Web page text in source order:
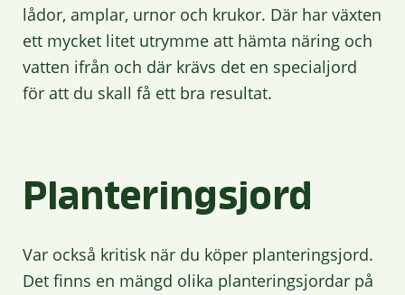
lådor, amplar, urnor och krukor. Där har växten
ett mycket litet utrymme att hämta näring och
vatten ifrån och där krävs det en specialjord
för att du skall få ett bra resultat.
Planteringsjord
Var också kritisk när du köper planteringsjord.
Det finns en mängd olika planteringsjordar på